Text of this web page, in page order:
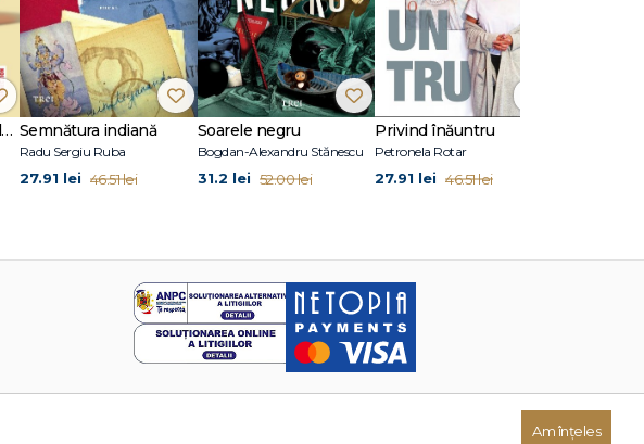
Setea (seria Harry Hole, vol. 11) Semnătura indiană
Radu Sergiu Ruba
27.91 lei 46.51 lei
Soarele negru
Bogdan-Alexandru Stănescu
31.2 lei 52.00 lei
Privind înăuntru
Petronela Rotar
27.91 lei 46.51 lei
Am înțeles